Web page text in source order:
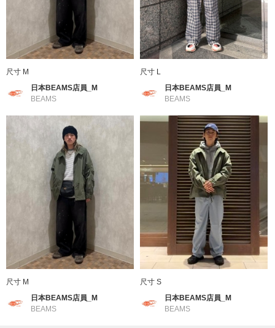
肩寬與身寬寬裕的寬版版型。並非僅為寬大的輪廓，衣身各處帶有
鮮明的剪裁，以兼具個性及舒適性的尺寸感為特徵。
■材質
表層選用高密度的平織布，背部的內裡則採用柔軟的網眼素材，能
減輕穿著時的壓力，即便長時間穿著也能保持舒適。
可水洗・乾洗
（詳細請參閱商品附屬的洗滌標籤）
創立於1976年的男裝休閒支線。以BASIC & EXCITING"的主題詮
釋追求日常中舒適的穿著。加入了各種世界趨勢流行元素，以運動
裝、工作裝、軍裝等休閒服飾為基礎，結合美式學院風、搖滾、街
頭等混合穿搭。提案出屬於BEAMS的美式休閒文化風格。
商品編號：12-18-0458-803
尺寸 M
日本BEAMS店員_M
BEAMS
尺寸 L
日本BEAMS店員_M
BEAMS
尺寸 M
日本BEAMS店員_M
BEAMS
尺寸 S
日本BEAMS店員_M
BEAMS